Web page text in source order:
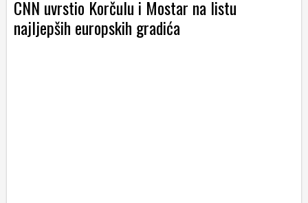
CNN uvrstio Korčulu i Mostar na listu
najljepših europskih gradića